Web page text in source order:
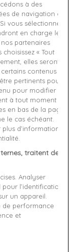
à des
de navigation ou
vous sélectionnez
en charge les
partenaires
« Tout
elles seront
contenus et
pertinents pour
pour modifier
à tout moment
en bas de la page
le cas échéant.
d’informations,
traitent des
Analyser
l’identification.
un appareil.
de performance
et